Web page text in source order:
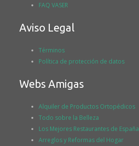
FAQ VASER
Aviso Legal
Términos
Política de protección de datos
Webs Amigas
Alquiler de Productos Ortopédicos
Todo sobre la Belleza
Los Mejores Restaurantes de España
Arreglos y Reformas del Hogar